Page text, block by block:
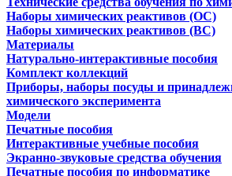
Наборы химических реактивов (ОС)
Наборы химических реактивов (ВС)
Материалы
Натурально-интерактивные пособия
Комплект коллекций
Приборы, наборы посуды и
химического эксперимента
Модели
Печатные пособия
Интерактивные учебные пособия
Экранно-звуковые средства обучения
Печатные пособия по информатике